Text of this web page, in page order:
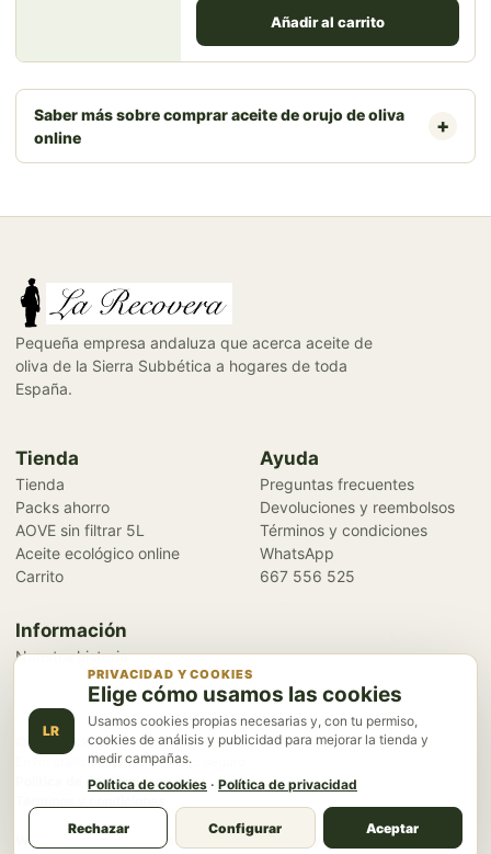
Añadir al carrito
Saber más sobre comprar aceite de orujo de oliva
online
Pequeña empresa andaluza que acerca aceite de
oliva de la Sierra Subbética a hogares de toda
España.
Tienda
Tienda
Packs ahorro
AOVE sin filtrar 5L
Aceite ecológico online
Carrito
Ayuda
Preguntas frecuentes
Devoluciones y reembolsos
Términos y condiciones
WhatsApp
667 556 525
Información
Nuestra historia
© 2026 Aceites La Recovera
Envío gratis desde 60 € · Pago seguro
Política de devoluciones
Configurar cookies
Web desarrollada por Neuromarketing Strategy
LR
PRIVACIDAD Y COOKIES
Elige cómo usamos las cookies
Usamos cookies propias necesarias y, con tu permiso,
cookies de análisis y publicidad para mejorar la tienda y
medir campañas.
Política de cookies · Política de privacidad
Rechazar Configurar Aceptar